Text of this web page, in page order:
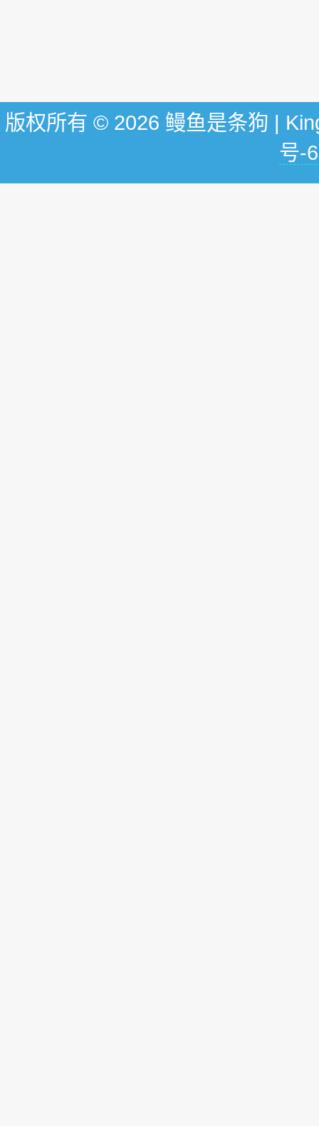
版权所有 © 2026 鳗鱼是条狗 |
号-